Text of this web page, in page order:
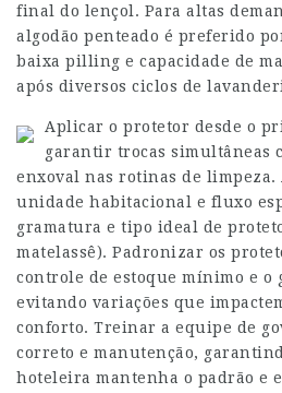
final do lençol. Para altas
algodão penteado é preferido
baixa pilling e capacidade de
após diversos ciclos de
Aplicar o protetor desde o
garantir trocas simultâneas
enxoval nas rotinas de
unidade habitacional e fluxo
gramatura e tipo ideal de
matelassê). Padronizar os
controle de estoque mínimo e o
evitando variações que
conforto. Treinar a equipe de
correto e manutenção,
hoteleira mantenha o padrão e